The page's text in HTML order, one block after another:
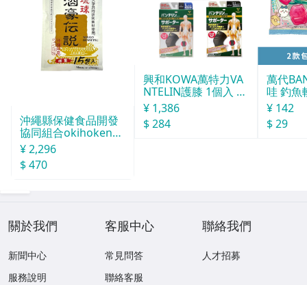
沖繩縣保健食品開發
協同組合okihoken琉
球酒豪傳說 15包入
¥ 2,296
$ 470
興和KOWA萬特力VA
NTELIN護膝 1個入 L
號
¥ 1,386
$ 284
萬代
哇 釣魚
打 14g
¥ 142
$ 29
關於我們
新聞中心
服務說明
客服中心
常見問答
聯絡客服
聯絡我們
人才招募